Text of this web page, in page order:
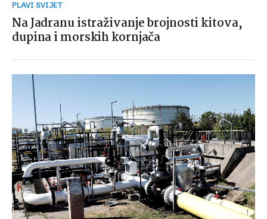
PLAVI SVIJET
Na Jadranu istraživanje brojnosti kitova,
dupina i morskih kornjača